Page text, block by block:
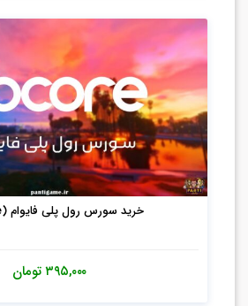
خرید سورس رول پلی فایوام (QBCore)
۳۹۵,۰۰۰تومان